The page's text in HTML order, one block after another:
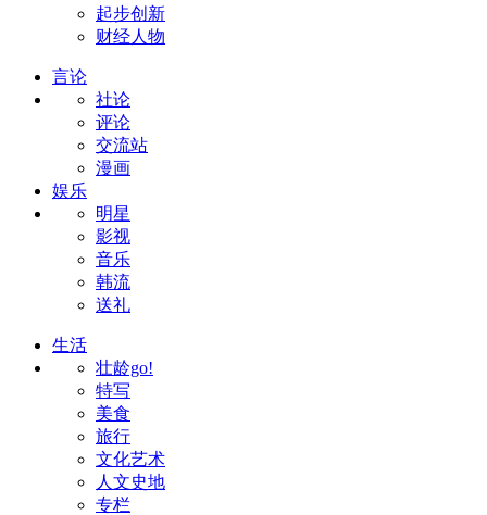
起步创新
财经人物
言论
社论
评论
交流站
漫画
娱乐
明星
影视
音乐
韩流
送礼
生活
壮龄go!
特写
美食
旅行
文化艺术
人文史地
专栏